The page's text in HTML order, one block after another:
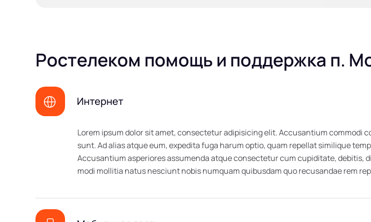
Ростелеком помощь и поддержка п.
Интернет
Lorem ipsum dolor sit amet, consectetur adipisicing elit. Accusantium
sunt. Ad alias atque eum, expedita fuga harum optio, quam repellat similique
Accusantium asperiores assumenda atque consectetur cum cupiditate, debitis,
modi mollitia natus nesciunt nobis numquam quibusdam quo recusandae rem